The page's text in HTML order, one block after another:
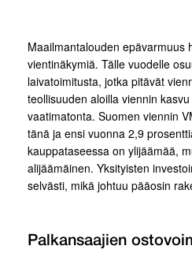
Maailmantalouden epävarmuus
vientinäkymiä. Tälle vuodelle
laivatoimitusta, jotka pitävät
teollisuuden aloilla viennin
vaatimatonta. Suomen viennin
tänä ja ensi vuonna 2,9
kauppataseessa on ylijäämää,
alijäämäinen. Yksityisten
selvästi, mikä johtuu pääosin
Palkansaajien